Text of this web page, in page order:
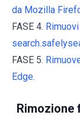
da Mozilla
FASE 4.
FASE 5.
Edge.
Rimozione